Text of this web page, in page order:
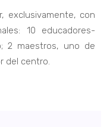
exclusivamente, con
10 educadores-
2 maestros, uno de
del centro.